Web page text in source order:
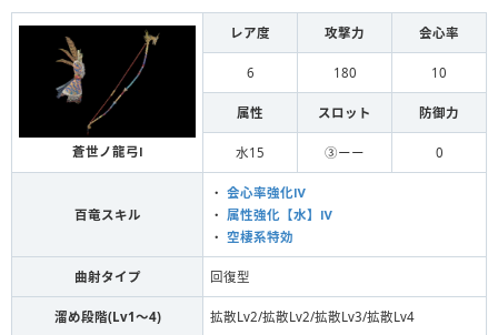
蒼世ノ龍弓Ⅰ
レア度 攻撃力 会心率
6 180 10
属性 スロット 防御力
水15 ③ーー 0
百竜スキル
・ 会心率強化Ⅳ
・ 属性強化【水】Ⅳ
・ 空棲系特効
曲射タイプ 回復型
溜め段階(Lv1〜4) 拡散Lv2/拡散Lv2/拡散Lv3/拡散Lv4